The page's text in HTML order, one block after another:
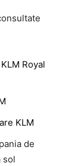
Royal
KLM
de
sol